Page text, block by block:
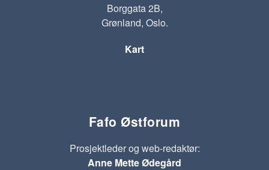
Borggata 2B,
Grønland, Oslo.
Kart
Fafo Østforum
Prosjektleder og web-redaktør:
Anne Mette Ødegård